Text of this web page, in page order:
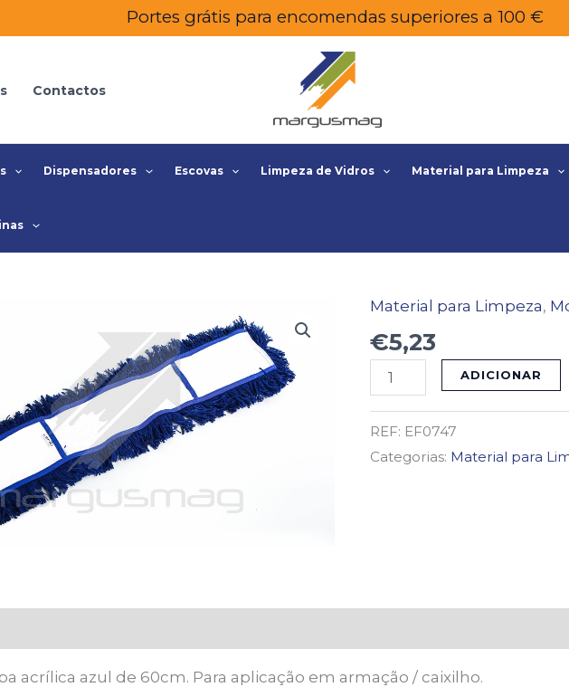
Portes grátis para encomendas superiores a 100 €
Contactos
Dispensadores Escovas Limpeza de Vidros Material para Limpeza
Material para Limpeza,
€5,23
Quantidade
de
CARGA
MOPA
ACRÍLICA
60CM
ADICIONAR
REF: EF0747
Categorias: Material para
acrílica azul de 60cm. Para aplicação em armação / caixilho.